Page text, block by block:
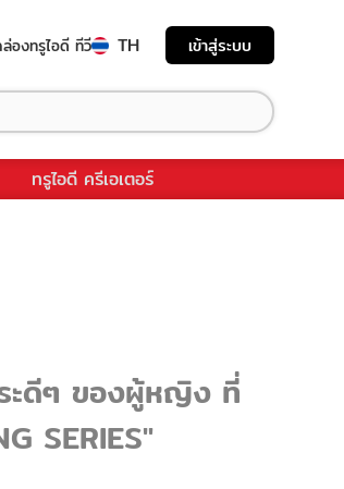
องทรูไอดี ทีวี TH เข้าสู่ระบบ
ทรูไอดี ครีเอเตอร์
ระดีๆ ของผู้หญิง ที่
SERIES"